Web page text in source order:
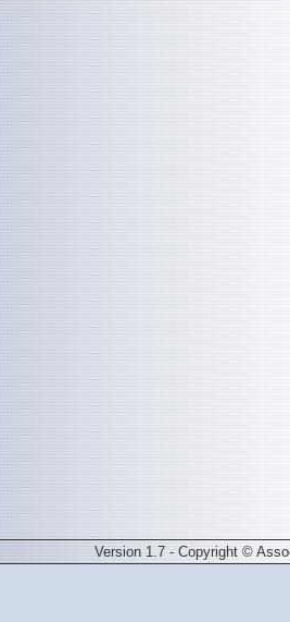
Version 1.7 - Copyright ©